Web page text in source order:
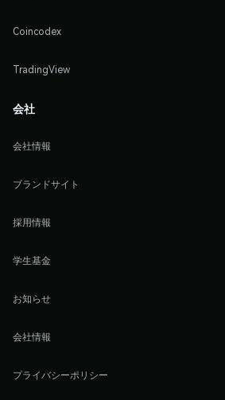
Coincodex
TradingView
会社
会社情報
ブランドサイト
採用情報
学生基金
お知らせ
会社情報
プライバシーポリシー